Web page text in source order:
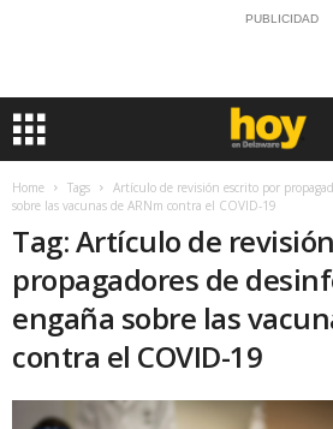
PUBLICIDAD
Home Tags
Artículo de revisión escrito por
sobre las vacunas de ARNm contra el COVID-19
Tag: Artículo de
propagadores de
engaña sobre las
contra el COVID-19